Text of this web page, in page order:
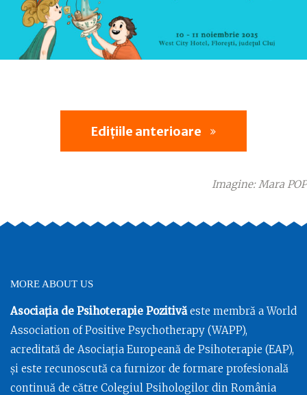
Edițiile anterioare
Imagine: Mara POP
MORE ABOUT US
Asociația de Psihoterapie Pozitivăeste membră a World
Association of Positive Psychotherapy (WAPP),
acreditată de Asociația Europeană de Psihoterapie (EAP),
și este recunoscută ca furnizor de formare profesională
continuă de către Colegiul Psihologilor din România